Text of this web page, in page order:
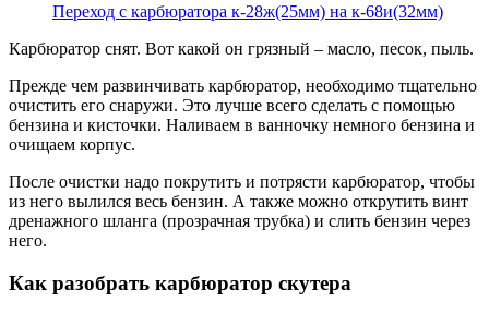
Переход с карбюратора к-28ж(25мм) на к-68и(32мм)
Карбюратор снят. Вот какой он грязный – масло, песок, пыль.
Прежде чем развинчивать карбюратор, необходимо тщательно
очистить его снаружи. Это лучше всего сделать с помощью
бензина и кисточки. Наливаем в ванночку немного бензина и
очищаем корпус.
После очистки надо покрутить и потрясти карбюратор, чтобы
из него вылился весь бензин. А также можно открутить винт
дренажного шланга (прозрачная трубка) и слить бензин через
него.
Как разобрать карбюратор скутера